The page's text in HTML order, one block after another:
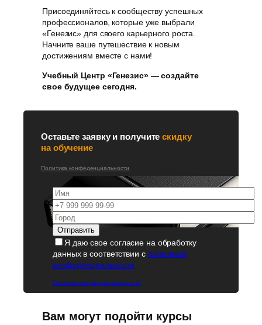
Присоединяйтесь к сообществу успешных
профессионалов, которые уже выбрали
«Генезис» для своего карьерного роста.
Начните ваше путешествие к новым
достижениям вместе с нами!
Учебный Центр «Генезис» — создайте
свое будущее сегодня.
Оставьте заявку и получитескидку
на обучение
Политика конфеденциальности
Я даю свое согласие на обработку
данных в соответствии с политикой
конфиденциальности
Политика конфиденциальности
Вам могут подойти курсы